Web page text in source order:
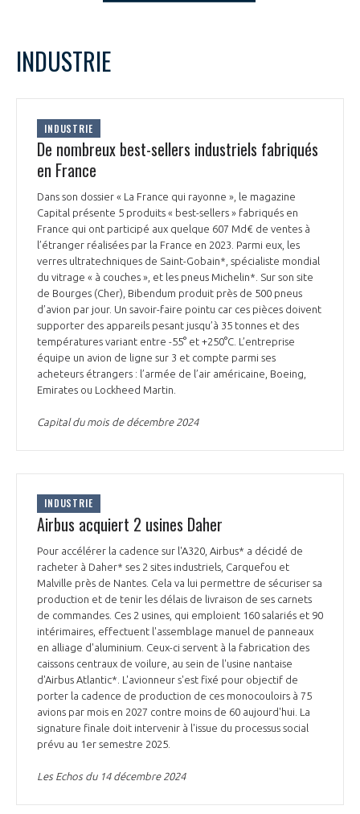
LE GIFAS
NOTRE VISION
NOS MISSIONS
NOTRE HISTOIRE
ORGANISATION
LE CONSEIL DU GIFAS
L’ÉQUIPE DU GIFAS
NOS RÉSEAUX À L'INTERNATIONAL
FONCTIONNEMENT
GEADS
COMITÉ AERO PME
STARTAIR
COMMISSIONS ET COMITÉS
ACCOMPAGNEMENT DE NOS ADHÉRENTS
LES PROGRAMMES DU GIFAS
UN ÉCOSYSTÈME INTÉGRÉ ET COHÉRENT
POURQUOI DEVENIR MEMBRE ?
LA MÉDIATION
LA MÉDIATION DANS LA FILIÈRE AÉRONAUTIQUE ET SPATIALE
LE MÉDIATEUR DE LA FILIÈRE AÉRONAUTIQUE ET SPATIALE
MÉDIATION ET CHARTE D’ENGAGEMENT SUR LES RELATIONS ENTRE
CLIENTS ET FOURNISSEURS
LA MÉDIATION AU-DELÀ DE LA FILIÈRE AÉRONAUTIQUE ET SPATIALE
LE SALON DU BOURGET
L'OBSERVATOIRE
LES ENJEUX
COMPÉTITIVITÉ
EMPLOI & FORMATION
ENVIRONNEMENT
INNOVATION
INTERNATIONALISATION
LES PUBLICATIONS
DOCUMENTS & BROCHURES
RAPPORTS D'ACTIVITÉS
L
1
12 13 14
15
30
31
INDUSTRIE
INDUSTRIE
De nombreux best-sellers industriels fabriqués
en France
Dans son dossier « La France qui rayonne », le magazine
Capital présente 5 produits « best-sellers » fabriqués en
France qui ont participé aux quelque 607 Md€ de ventes à
l’étranger réalisées par la France en 2023. Parmi eux, les
verres ultratechniques de Saint-Gobain*, spécialiste mondial
du vitrage « à couches », et les pneus Michelin*. Sur son site
de Bourges (Cher), Bibendum produit près de 500 pneus
d’avion par jour. Un savoir-faire pointu car ces pièces doivent
supporter des appareils pesant jusqu’à 35 tonnes et des
températures variant entre -55° et +250°C. L’entreprise
équipe un avion de ligne sur 3 et compte parmi ses
acheteurs étrangers : l’armée de l’air américaine, Boeing,
Emirates ou Lockheed Martin.
Capital du mois de décembre 2024
INDUSTRIE
Airbus acquiert 2 usines Daher
Pour accélérer la cadence sur l'A320, Airbus* a décidé de
racheter à Daher* ses 2 sites industriels, Carquefou et
Malville près de Nantes. Cela va lui permettre de sécuriser sa
production et de tenir les délais de livraison de ses carnets
de commandes. Ces 2 usines, qui emploient 160 salariés et 90
intérimaires, effectuent l'assemblage manuel de panneaux
en alliage d'aluminium. Ceux-ci servent à la fabrication des
caissons centraux de voilure, au sein de l'usine nantaise
d'Airbus Atlantic*. L'avionneur s'est fixé pour objectif de
porter la cadence de production de ces monocouloirs à 75
avions par mois en 2027 contre moins de 60 aujourd'hui. La
signature finale doit intervenir à l'issue du processus social
prévu au 1er semestre 2025.
Les Echos du 14 décembre 2024
votre réseau au sein d’un écosystème intégré et
Découvrez les avantages d'adhérer au GIFAS.
Rencontres, salons, données sectorielles,
programmes ...
OUI NON